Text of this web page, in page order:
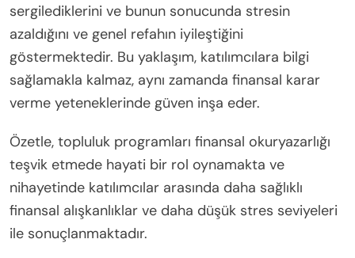
sergilediklerini ve bunun sonucunda stresin
azaldığını ve genel refahın iyileştiğini
göstermektedir. Bu yaklaşım, katılımcılara bilgi
sağlamakla kalmaz, aynı zamanda finansal karar
verme yeteneklerinde güven inşa eder.
Özetle, topluluk programları finansal okuryazarlığı
teşvik etmede hayati bir rol oynamakta ve
nihayetinde katılımcılar arasında daha sağlıklı
finansal alışkanlıklar ve daha düşük stres seviyeleri
ile sonuçlanmaktadır.